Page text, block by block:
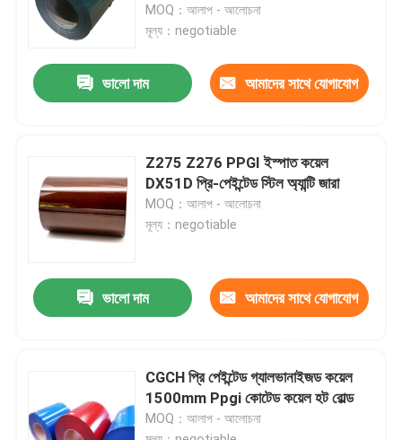
আমাদের সম্পর্কে
কারখানা ভ্রমণ
যোগাযোগ করুন
উদ্ধৃতির জন্য আবেদন
স্টেইনলেস স্টীল বৃত্তাকার টিউব
স্টেইনলেস স্টীল প্লেট শীট
MOQ：আলাপ - আলোচনা
মূল্য：negotiable
ভালো দাম আমাদের সাথে যোগাযোগ
Z275 Z276 PPGI ইস্পাত কয়েল
DX51D প্রি-পেইন্টেড স্টিল অ্যান্টি জারা
MOQ：আলাপ - আলোচনা
মূল্য：negotiable
ভালো দাম আমাদের সাথে যোগাযোগ
CGCH প্রি পেইন্টেড গ্যালভানাইজড কয়েল
1500mm Ppgi কোটেড কয়েল হট রোল্ড
MOQ：আলাপ - আলোচনা